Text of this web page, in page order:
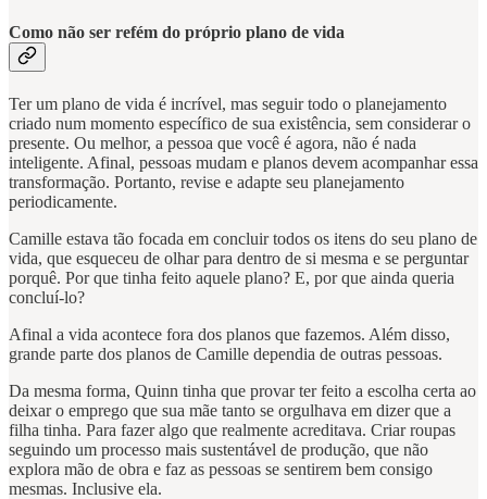
Como não ser refém do próprio plano de vida
Ter um plano de vida é incrível, mas seguir todo o planejamento
criado num momento específico de sua existência, sem considerar o
presente. Ou melhor, a pessoa que você é agora, não é nada
inteligente. Afinal, pessoas mudam e planos devem acompanhar essa
transformação. Portanto, revise e adapte seu planejamento
periodicamente.
Camille estava tão focada em concluir todos os itens do seu plano de
vida, que esqueceu de olhar para dentro de si mesma e se perguntar
porquê. Por que tinha feito aquele plano? E, por que ainda queria
concluí-lo?
Afinal a vida acontece fora dos planos que fazemos. Além disso,
grande parte dos planos de Camille dependia de outras pessoas.
Da mesma forma, Quinn tinha que provar ter feito a escolha certa ao
deixar o emprego que sua mãe tanto se orgulhava em dizer que a
filha tinha. Para fazer algo que realmente acreditava. Criar roupas
seguindo um processo mais sustentável de produção, que não
explora mão de obra e faz as pessoas se sentirem bem consigo
mesmas. Inclusive ela.